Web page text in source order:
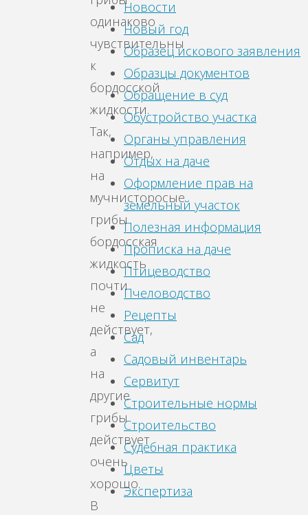
одинаково
чувствительны
к
бордосской
жидкости.
Так,
например,
на
мучнисторосые
грибы
бордосская
жидкость
почти
не
действует,
а
на
другие
грибы
действует
очень
хорошо.
В
Новости
Новый год
Образец искового заявления
Образцы документов
Обращение в суд
Обустройство участка
Органы управления
Отдых на даче
Оформление прав на
земельный участок
Полезная информация
Прописка на даче
Птицеводство
Пчеловодство
Рецепты
Сад
Садовый инвентарь
Сервитут
Строительные нормы
Строительство
Судебная практика
Цветы
Экспертиза